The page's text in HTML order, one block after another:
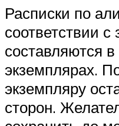
Расписки по
соответствии с
составляются в
экземплярах.
экземпляру
сторон.